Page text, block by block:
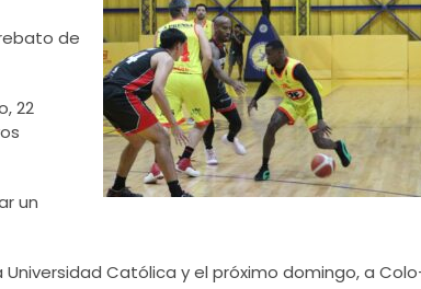
de
22
un
Católica y el próximo domingo, a